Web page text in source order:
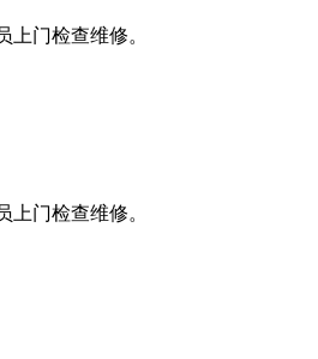
上门检查维修。
上门检查维修。